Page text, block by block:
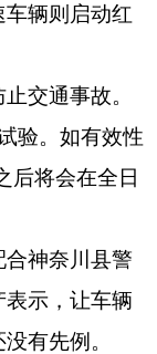
辆则启动红
交通事故。
验。如有效性
后将会在全日
神奈川县警
示，让车辆
有先例。